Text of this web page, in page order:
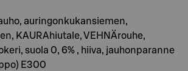
auringonkukansiemen,
KAURAhiutale, VEHNÄrouhe,
suola 0, 6% , hiiva, jauhonparanne
E300